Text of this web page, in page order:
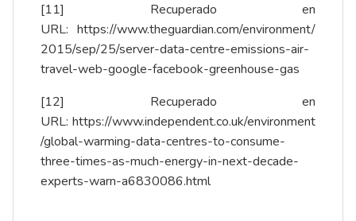
[11] Recuperado en
URL: https://www.theguardian.com/environment/
2015/sep/25/server-data-centre-emissions-air-
travel-web-google-facebook-greenhouse-gas
[12] Recuperado en
URL: https://www.independent.co.uk/environment
/global-warming-data-centres-to-consume-
three-times-as-much-energy-in-next-decade-
experts-warn-a6830086.html